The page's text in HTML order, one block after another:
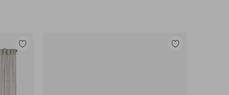
Legg
Legg